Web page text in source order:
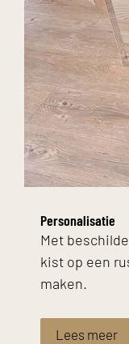
Personalisatie
Met
kist op een
maken.
Lees meer